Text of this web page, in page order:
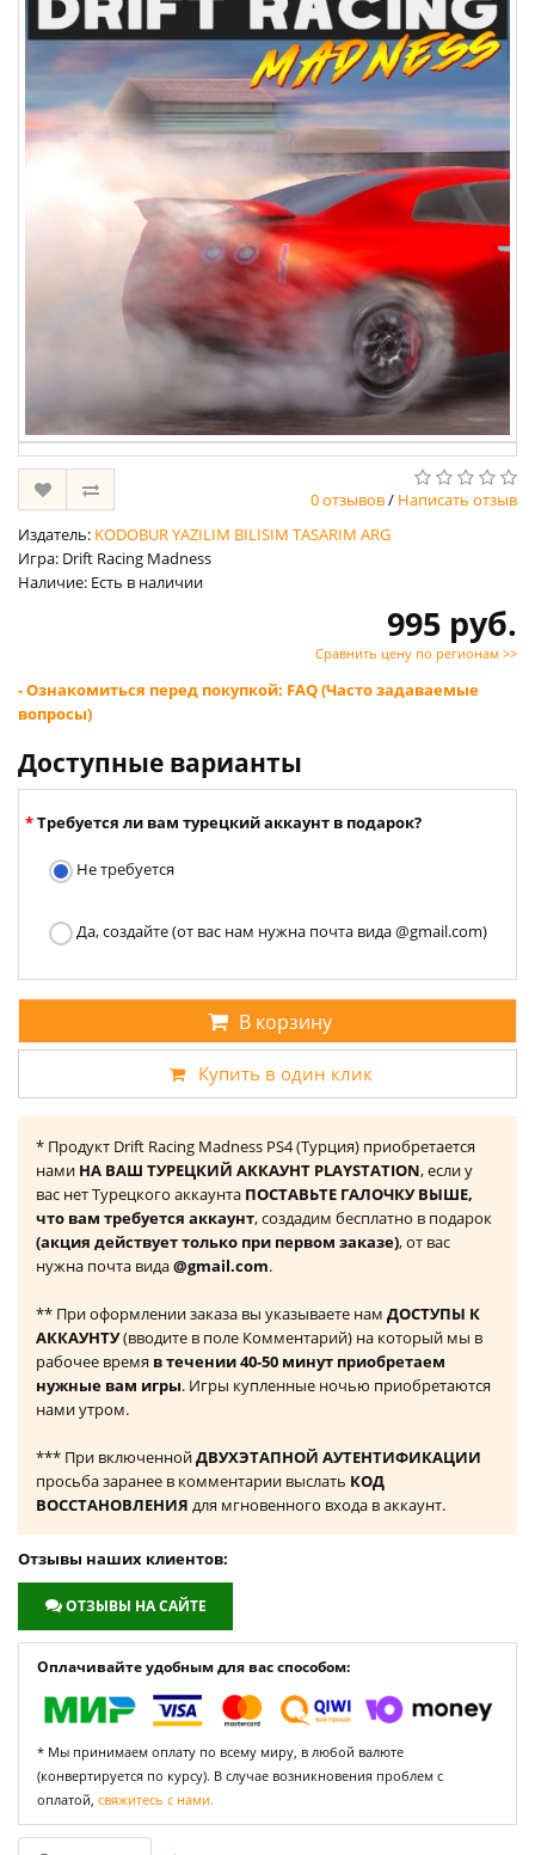
0 отзывов/ Написать отзыв
Издатель: KODOBUR YAZILIM BILISIM TASARIM ARG
Игра: Drift Racing Madness
Наличие: Есть в наличии
995 руб.
Сравнить цену по регионам >>
- Ознакомиться перед покупкой: FAQ (Часто задаваемые
вопросы)
Доступные варианты
Требуется ли вам турецкий аккаунт в подарок?
Не требуется
Да, создайте (от вас нам нужна почта вида @gmail.com)
В корзину
Купить в один клик
* Продукт Drift Racing Madness PS4 (Турция) приобретается
нами НА ВАШ ТУРЕЦКИЙ АККАУНТ PLAYSTATION, если у
вас нет Турецкого аккаунта ПОСТАВЬТЕ ГАЛОЧКУ ВЫШЕ,
что вам требуется аккаунт, создадим бесплатно в подарок
(акция действует только при первом заказе), от вас
нужна почта вида@gmail.com.
** При оформлении заказа вы указываете нам ДОСТУПЫ К
АККАУНТУ(вводите в поле Комментарий) на который мы в
рабочее время в течении 40-50 минут приобретаем
нужные вам игры. Игры купленные ночью приобретаются
нами утром.
*** При включеннойДВУХЭТАПНОЙ АУТЕНТИФИКАЦИИ
просьба заранее в комментарии выслать КОД
ВОССТАНОВЛЕНИЯ для мгновенного входа в аккаунт.
Отзывы наших клиентов:
ОТЗЫВЫ НА САЙТЕ
Оплачивайте удобным для вас способом:
* Мы принимаем оплату по всему миру, в любой валюте
(конвертируется по курсу). В случае возникновения проблем с
оплатой, свяжитесь с нами.